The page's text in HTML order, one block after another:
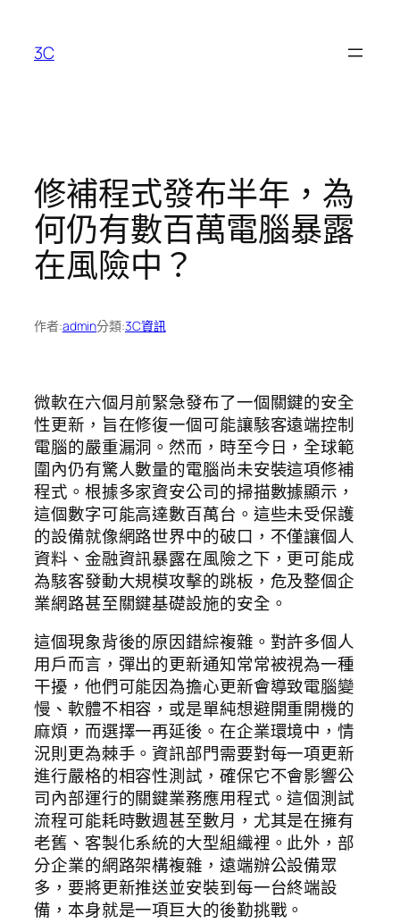
3C
修補程式發布半年，為
何仍有數百萬電腦暴露
在風險中？
作者:admin分類:3C資訊
微軟在六個月前緊急發布了一個關鍵的安全
性更新，旨在修復一個可能讓駭客遠端控制
電腦的嚴重漏洞。然而，時至今日，全球範
圍內仍有驚人數量的電腦尚未安裝這項修補
程式。根據多家資安公司的掃描數據顯示，
這個數字可能高達數百萬台。這些未受保護
的設備就像網路世界中的破口，不僅讓個人
資料、金融資訊暴露在風險之下，更可能成
為駭客發動大規模攻擊的跳板，危及整個企
業網路甚至關鍵基礎設施的安全。
這個現象背後的原因錯綜複雜。對許多個人
用戶而言，彈出的更新通知常常被視為一種
干擾，他們可能因為擔心更新會導致電腦變
慢、軟體不相容，或是單純想避開重開機的
麻煩，而選擇一再延後。在企業環境中，情
況則更為棘手。資訊部門需要對每一項更新
進行嚴格的相容性測試，確保它不會影響公
司內部運行的關鍵業務應用程式。這個測試
流程可能耗時數週甚至數月，尤其是在擁有
老舊、客製化系統的大型組織裡。此外，部
分企業的網路架構複雜，遠端辦公設備眾
多，要將更新推送並安裝到每一台終端設
備，本身就是一項巨大的後勤挑戰。